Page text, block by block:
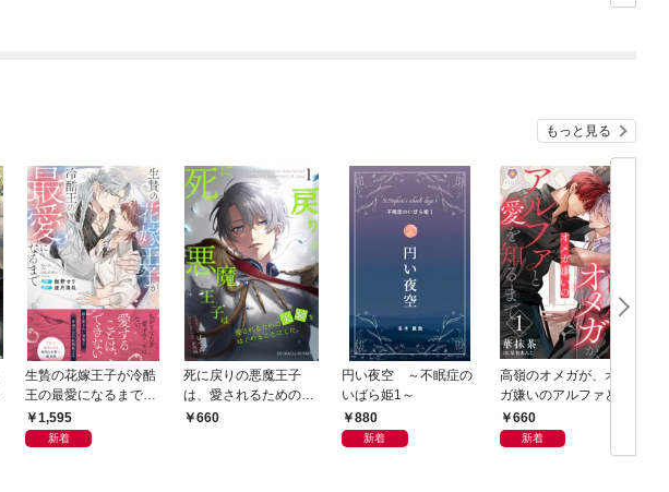
もっと見る
生贄の花嫁王子が冷酷
王の最愛になるまで
【イラスト付き】【単
行本書き下ろしSS付
1,595
新着
死に戻りの悪魔王子
は、愛されるための実
験をはじめることにし
660
円い夜空 ～不眠症の
いばら姫1～
880
新着
高嶺のオメガが、オメ
ガ嫌いのアルファと愛
を知るまで1
660
新着